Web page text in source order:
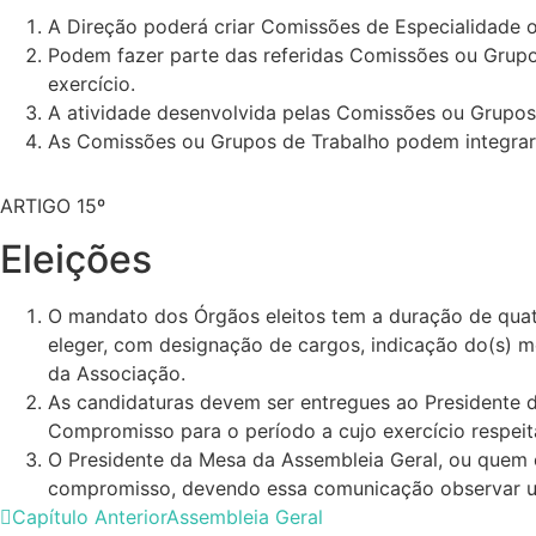
A Direção poderá criar Comissões de
Podem fazer parte das referidas Comissões ou
exercício.
A atividade desenvolvida pelas Comissões ou
As Comissões ou Grupos de Trabalho podem
ARTIGO 15º
Eleições
O mandato dos Órgãos eleitos tem a duração de
eleger, com designação de cargos, indicação do(s)
da Associação.
As candidaturas devem ser entregues ao
Compromisso para o período a cujo exercício
O Presidente da Mesa da Assembleia Geral, ou
compromisso, devendo essa comunicação observar
Capítulo AnteriorAssembleia Geral